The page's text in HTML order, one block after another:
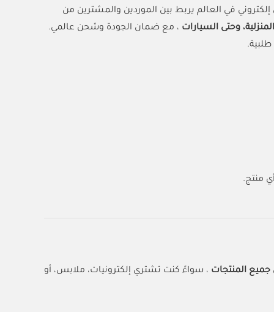
المنزلية، وحتى السيارات ، مع ضمان الجودة وشحن عالمي.
جميع المنتجات ، سواءً كنت تشتري إلكترونيات، ملابس، أو